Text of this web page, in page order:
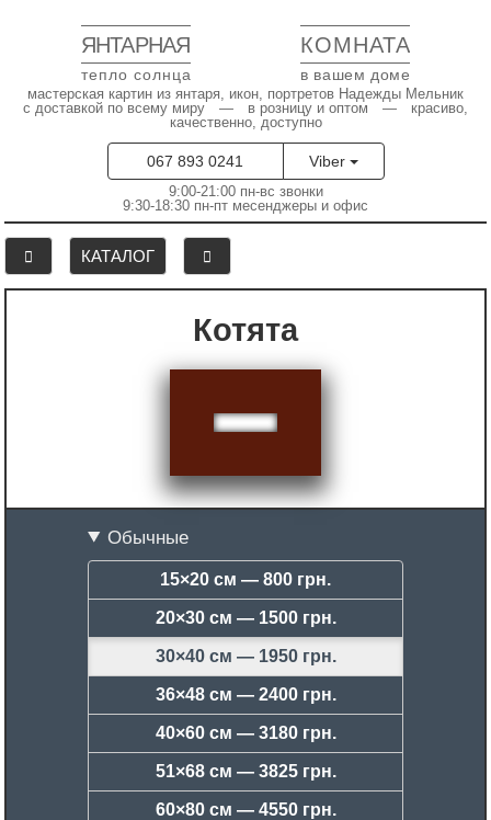
ЯНТАРНАЯ КОМНАТА
тепло солнца в вашем доме
мастерская картин из янтаря, икон, портретов Надежды Мельник
с доставкой по всему миру — в розницу и оптом — красиво,
качественно, доступно
067 893 0241 Viber
9:00-21:00 пн-вс звонки
9:30-18:30 пн-пт месенджеры и офис
КАТАЛОГ
Котята
Обычные
15×20 см — 800 грн.
20×30 см — 1500 грн.
30×40 см — 1950 грн.
36×48 см — 2400 грн.
40×60 см — 3180 грн.
51×68 см — 3825 грн.
60×80 см — 4550 грн.